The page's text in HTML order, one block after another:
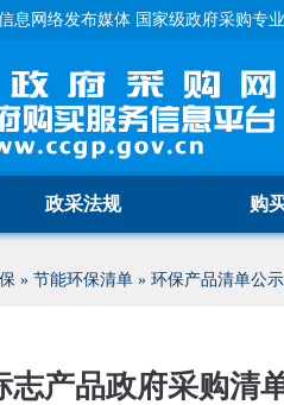
息网络发布媒体 国家级政府采购专
政采法规 购
» 节能环保清单 » 环保产品清单公
志产品政府采购清